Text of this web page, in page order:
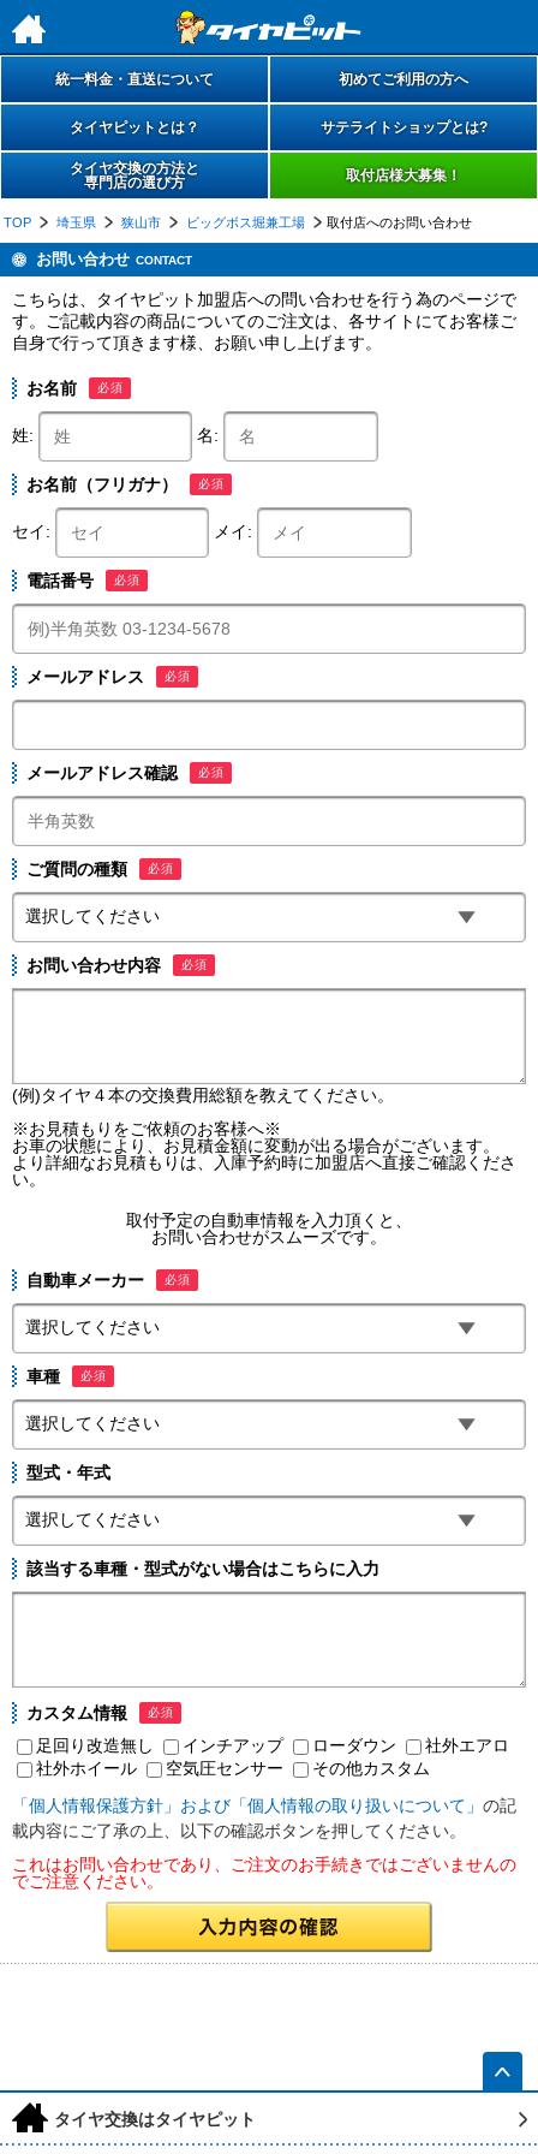
h
統一料金・直送について 初めてご利用の方へ
タイヤピットとは？ サテライトショップとは?
タイヤ交換の方法と
専門店の選び方
取付店様大募集！
TOP 埼玉県 狭山市 ビッグボス堀兼工場 取付店へのお問い合わせ
お問い合わせ CONTACT
こちらは、タイヤピット加盟店への問い合わせを行う為のページで
す。ご記載内容の商品についてのご注文は、各サイトにてお客様ご
自身で行って頂きます様、お願い申し上げます。
お名前 必須
姓: 名:
お名前（フリガナ） 必須
セイ: メイ:
電話番号 必須
メールアドレス 必須
メールアドレス確認 必須
ご質問の種類 必須
お問い合わせ内容 必須
(例)タイヤ４本の交換費用総額を教えてください。
※お見積もりをご依頼のお客様へ※
お車の状態により、お見積金額に変動が出る場合がございます。
より詳細なお見積もりは、入庫予約時に加盟店へ直接ご確認くださ
い。
取付予定の自動車情報を入力頂くと、
お問い合わせがスムーズです。
自動車メーカー 必須
車種 必須
型式・年式
該当する車種・型式がない場合はこちらに入力
カスタム情報 必須
足回り改造無し インチアップ ローダウン
社外エアロ
社外ホイール
空気圧センサー
その他カスタム
「個人情報保護方針」および「個人情報の取り扱いについて」 の記
載内容にご了承の上、以下の確認ボタンを押してください。
これはお問い合わせであり、ご注文のお手続きではございませんの
でご注意ください。
h タイヤ交換はタイヤピット